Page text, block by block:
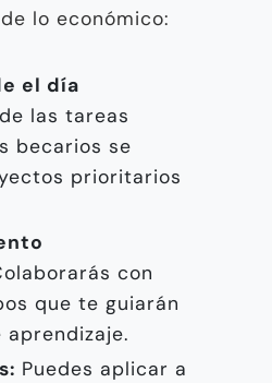
lo económico:
el día
las tareas
becarios se
prioritarios
con
que te guiarán
Puedes aplicar a